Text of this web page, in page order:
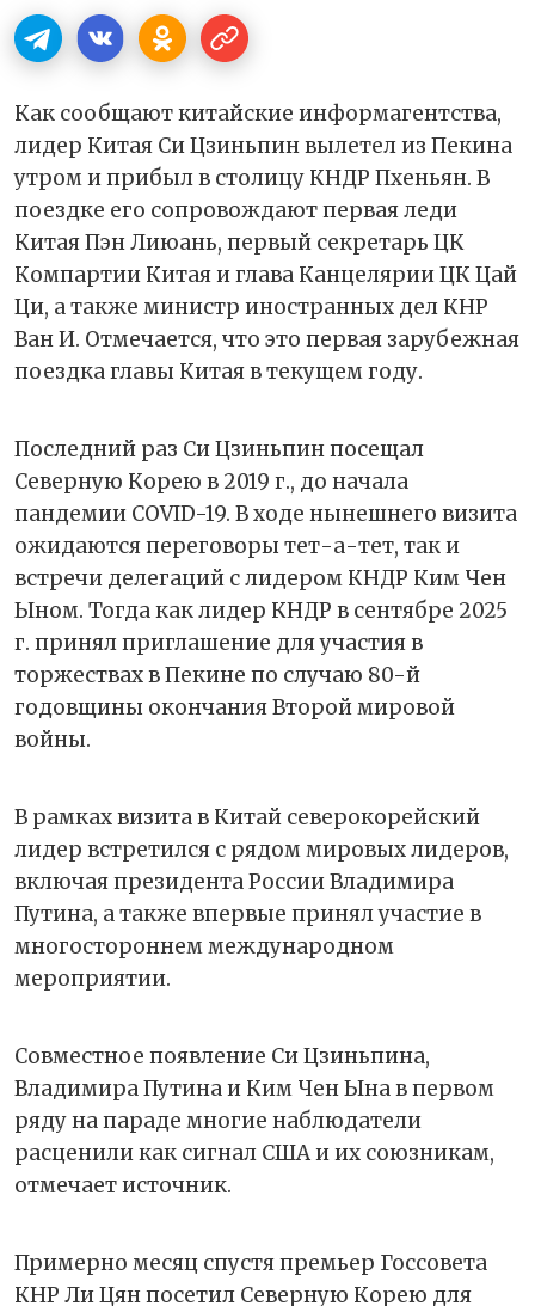
Как сообщают китайские информагентства,
лидер Китая Си Цзиньпин вылетел из Пекина
утром и прибыл в столицу КНДР Пхеньян. В
поездке его сопровождают первая леди
Китая Пэн Лиюань, первый секретарь ЦК
Компартии Китая и глава Канцелярии ЦК Цай
Ци, а также министр иностранных дел КНР
Ван И. Отмечается, что это первая зарубежная
поездка главы Китая в текущем году.
Последний раз Си Цзиньпин посещал
Северную Корею в 2019 г., до начала
пандемии COVID-19. В ходе нынешнего визита
ожидаются переговоры тет-а-тет, так и
встречи делегаций с лидером КНДР Ким Чен
Ыном. Тогда как лидер КНДР в сентябре 2025
г. принял приглашение для участия в
торжествах в Пекине по случаю 80-й
годовщины окончания Второй мировой
войны.
В рамках визита в Китай северокорейский
лидер встретился с рядом мировых лидеров,
включая президента России Владимира
Путина, а также впервые принял участие в
многостороннем международном
мероприятии.
Совместное появление Си Цзиньпина,
Владимира Путина и Ким Чен Ына в первом
ряду на параде многие наблюдатели
расценили как сигнал США и их союзникам,
отмечает источник.
Примерно месяц спустя премьер Госсовета
КНР Ли Цян посетил Северную Корею для